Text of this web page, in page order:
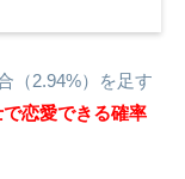
（2.94%）を足す
恋愛できる確率